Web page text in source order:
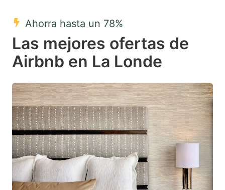
key
to
get
keyboard
shortcuts
for
changing
dates.
to
get
the
keyboard
shortcuts
for
changing
dates.
Ahorra hasta un 78%
Las mejores ofertas de
Airbnb en La Londe